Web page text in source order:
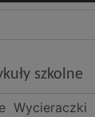
szkolne
Wycieraczki